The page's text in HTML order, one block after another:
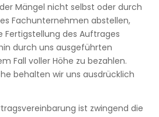
Mängel nicht selbst oder durch
Fachunternehmen abstellen,
Fertigstellung des Auftrages
durch uns ausgeführten
Fall voller Höhe zu bezahlen.
behalten wir uns ausdrücklich
ist zwingend die